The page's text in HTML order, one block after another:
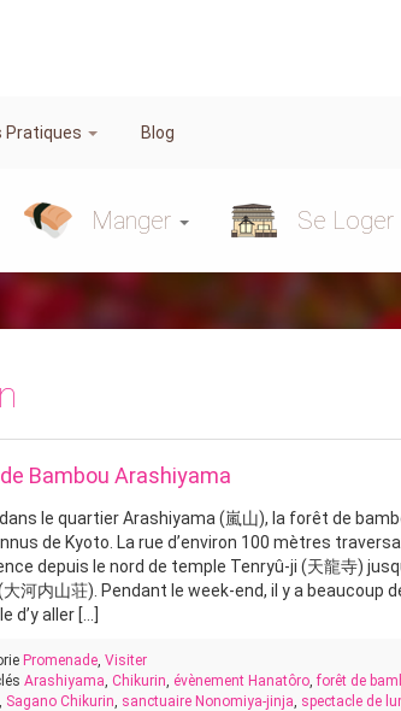
Pratiques Blog
Manger Se Loger
Bambou Arashiyama
le quartier Arashiyama (嵐山), la forêt de
de Kyoto. La rue d’environ 100 mètres
depuis le nord de temple Tenryû-ji (天龍寺)
河内山荘). Pendant le week-end, il y a beaucoup
d’y aller [...]
Promenade,Visiter
Arashiyama,Chikurin, évènement Hanatôro,forêt de
, Sagano Chikurin, sanctuaire Nonomiya-jinja, spectacle de